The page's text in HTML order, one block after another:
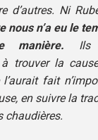
d’autres. Ni
nous n’a eu le
manière. Ils
trouver la
fait
en suivre la
chaudières.